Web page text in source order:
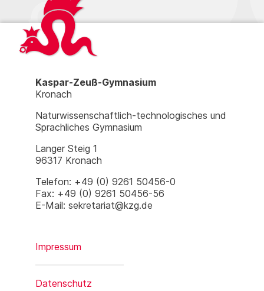
Kaspar-Zeuß-Gymnasium
Kronach
Naturwissenschaftlich-technologisches und
Sprachliches Gymnasium
Langer Steig 1
96317 Kronach
Telefon: +49 (0) 9261 50456-0
Fax: +49 (0) 9261 50456-56
E-Mail: sekretariat@kzg.de
Impressum
Datenschutz